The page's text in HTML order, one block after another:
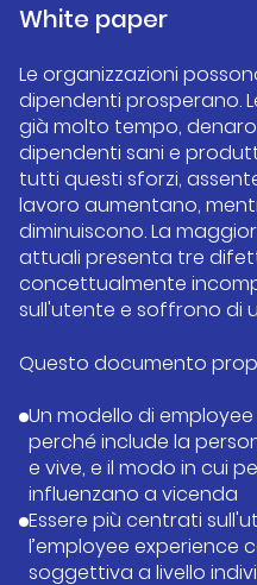
White paper
Le organizzazioni
dipendenti prosperano.
già molto tempo,
dipendenti sani e
tutti questi sforzi,
lavoro aumentano,
diminuiscono. La
attuali presenta tre
concettualmente
sull'utente e soffrono di
Questo documento
Un modello di
perché include la
e vive, e il modo in cui
influenzano a vicenda
Essere più centrati
l’employee experience
soggettiva a livello